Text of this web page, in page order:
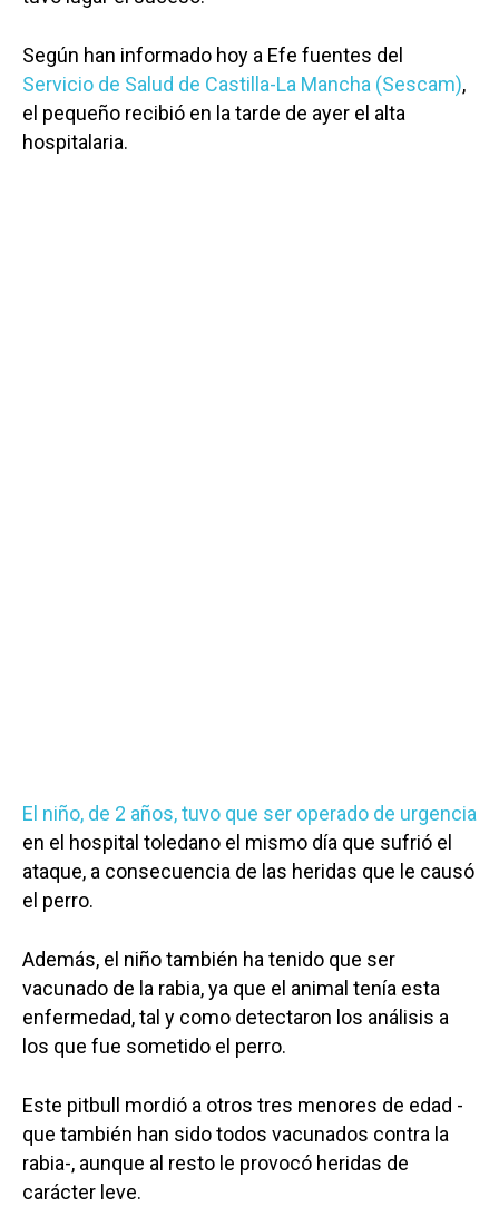
Según han informado hoy a Efe fuentes del
Servicio de Salud de Castilla-La Mancha (Sescam),
el pequeño recibió en la tarde de ayer el alta
hospitalaria.
El niño, de 2 años, tuvo que ser operado de urgencia
en el hospital toledano el mismo día que sufrió el
ataque, a consecuencia de las heridas que le causó
el perro.
Además, el niño también ha tenido que ser
vacunado de la rabia, ya que el animal tenía esta
enfermedad, tal y como detectaron los análisis a
los que fue sometido el perro.
Este pitbull mordió a otros tres menores de edad -
que también han sido todos vacunados contra la
rabia-, aunque al resto le provocó heridas de
carácter leve.